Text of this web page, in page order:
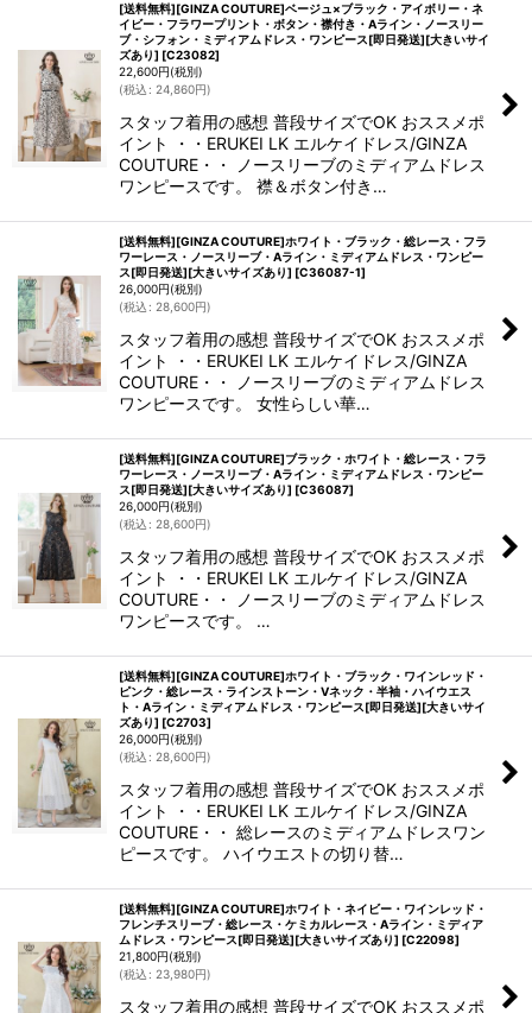
[送料無料][GINZA COUTURE]ベージュ×ブラック・アイボリー・ネ
イビー・フラワープリント・ボタン・襟付き・Aライン・ノースリー
ブ・シフォン・ミディアムドレス・ワンピース[即日発送][大きいサイ
ズあり] [C23082]
22,600円(税別)
(税込 : 24,860円)
スタッフ着用の感想 普段サイズでOK おススメポ
イント ・・ERUKEI LK エルケイドレス/GINZA
COUTURE・・ ノースリーブのミディアムドレス
ワンピースです。 襟＆ボタン付き…
[送料無料][GINZA COUTURE]ホワイト・ブラック・総レース・フラ
ワーレース・ノースリーブ・Aライン・ミディアムドレス・ワンピー
ス[即日発送][大きいサイズあり] [C36087-1]
26,000円(税別)
(税込 : 28,600円)
スタッフ着用の感想 普段サイズでOK おススメポ
イント ・・ERUKEI LK エルケイドレス/GINZA
COUTURE・・ ノースリーブのミディアムドレス
ワンピースです。 女性らしい華…
[送料無料][GINZA COUTURE]ブラック・ホワイト・総レース・フラ
ワーレース・ノースリーブ・Aライン・ミディアムドレス・ワンピー
ス[即日発送][大きいサイズあり] [C36087]
26,000円(税別)
(税込 : 28,600円)
スタッフ着用の感想 普段サイズでOK おススメポ
イント ・・ERUKEI LK エルケイドレス/GINZA
COUTURE・・ ノースリーブのミディアムドレス
ワンピースです。 …
[送料無料][GINZA COUTURE]ホワイト・ブラック・ワインレッド・
ピンク・総レース・ラインストーン・Vネック・半袖・ハイウエス
ト・Aライン・ミディアムドレス・ワンピース[即日発送][大きいサイ
ズあり] [C2703]
26,000円(税別)
(税込 : 28,600円)
スタッフ着用の感想 普段サイズでOK おススメポ
イント ・・ERUKEI LK エルケイドレス/GINZA
COUTURE・・ 総レースのミディアムドレスワン
ピースです。 ハイウエストの切り替…
[送料無料][GINZA COUTURE]ホワイト・ネイビー・ワインレッド・
フレンチスリーブ・総レース・ケミカルレース・Aライン・ミディア
ムドレス・ワンピース[即日発送][大きいサイズあり] [C22098]
21,800円(税別)
(税込 : 23,980円)
スタッフ着用の感想 普段サイズでOK おススメポ